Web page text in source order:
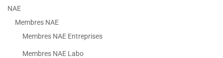
NAE
Membres NAE
Membres NAE Entreprises
Membres NAE Labo